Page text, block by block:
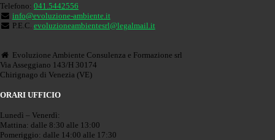
Telefono: 041.5442556
info@evoluzione-ambiente.it
P.E.C. evoluzioneambientesrl@legalmail.it
Evoluzione Ambiente Consulenza e Formazione srl
Via Asseggiano 143/H 30174
Chirignago di Venezia (VE)
ORARI UFFICIO
Lunedì – Venerdì:
Mattina: dalle 8:30 alle 13:00
Pomeriggio: dalle 14:00 alle 17:30